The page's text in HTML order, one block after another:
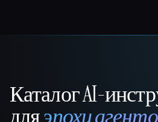
That AI Collection
Каталог AI-
дляэпохи